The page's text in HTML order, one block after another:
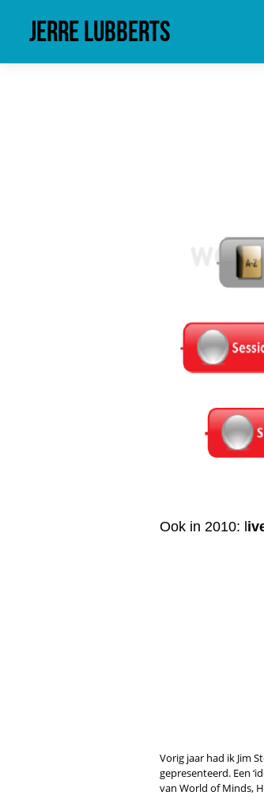
Jerre Lubberts
Ook in 2010: l
Vorig jaar had ik Jim
gepresenteerd. Een
van World of Minds,